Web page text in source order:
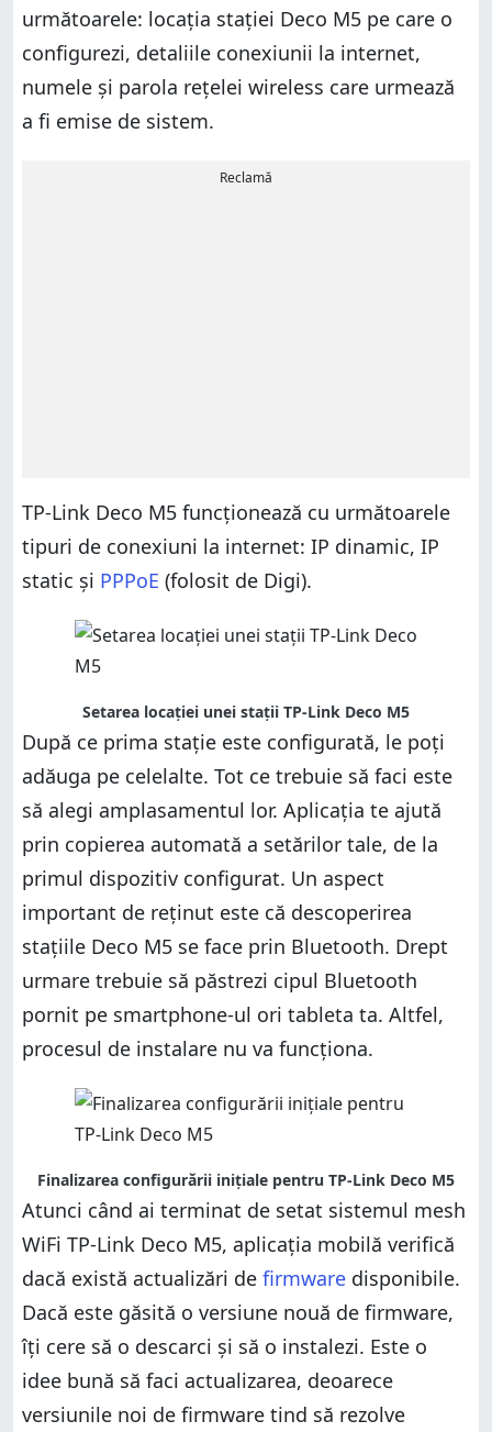
următoarele: locația stației Deco M5 pe care o
configurezi, detaliile conexiunii la internet,
numele și parola rețelei wireless care urmează
a fi emise de sistem.
Reclamă
TP-Link Deco M5 funcționează cu următoarele
tipuri de conexiuni la internet: IP dinamic, IP
static și PPPoE (folosit de Digi).
Setarea locației unei stații TP-Link Deco M5
După ce prima stație este configurată, le poți
adăuga pe celelalte. Tot ce trebuie să faci este
să alegi amplasamentul lor. Aplicația te ajută
prin copierea automată a setărilor tale, de la
primul dispozitiv configurat. Un aspect
important de reținut este că descoperirea
stațiile Deco M5 se face prin Bluetooth. Drept
urmare trebuie să păstrezi cipul Bluetooth
pornit pe smartphone-ul ori tableta ta. Altfel,
procesul de instalare nu va funcționa.
Finalizarea configurării inițiale pentru TP-Link Deco M5
Atunci când ai terminat de setat sistemul mesh
WiFi TP-Link Deco M5, aplicația mobilă verifică
dacă există actualizări de firmware disponibile.
Dacă este găsită o versiune nouă de firmware,
îți cere să o descarci și să o instalezi. Este o
idee bună să faci actualizarea, deoarece
versiunile noi de firmware tind să rezolve